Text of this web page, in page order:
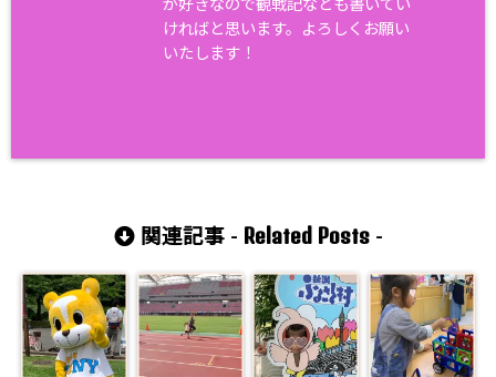
が好きなので観戦記なども書いてい
ければと思います。よろしくお願い
いたします！
関連記事 - Related Posts-